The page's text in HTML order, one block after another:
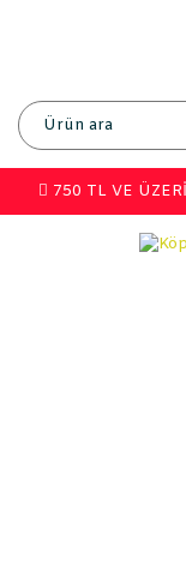
750 TL VE